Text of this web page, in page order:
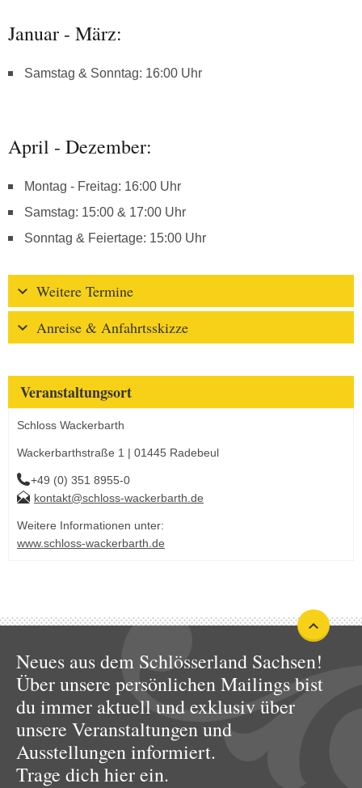
Januar - März:
Samstag & Sonntag: 16:00 Uhr
April - Dezember:
Montag - Freitag: 16:00 Uhr
Samstag: 15:00 & 17:00 Uhr
Sonntag & Feiertage: 15:00 Uhr
Weitere Termine
Anreise & Anfahrtsskizze
Veranstaltungsort
Schloss Wackerbarth
Wackerbarthstraße 1 | 01445 Radebeul
+49 (0) 351 8955-0
kontakt@schloss-wackerbarth.de
Weitere Informationen unter:
www.schloss-wackerbarth.de
Neues aus dem Schlösserland Sachsen!
Über unsere persönlichen Mailings bist
du immer aktuell und exklusiv über
unsere Veranstaltungen und
Ausstellungen informiert.
Trage dich hier ein.